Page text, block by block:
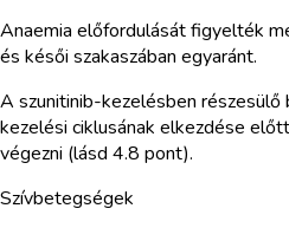
Anaemia előfordulását figyelték
és késői szakaszában egyaránt.
A szunitinib-kezelésben
kezelési ciklusának elkezdése
végezni (lásd 4.8 pont).
Szívbetegségek